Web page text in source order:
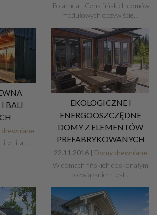
Polarheat Cena fińskich domów
modułowych oczywiście…
BALI
drewniane
lita…
EKOLOGICZNE I
ENERGOOSZCZĘDNE
DOMY Z ELEMENTÓW
PREFABRYKOWANYCH
22.11.2016 | Domy drewniane
W domach fińskich doskonałym
rozwiązaniem jest…